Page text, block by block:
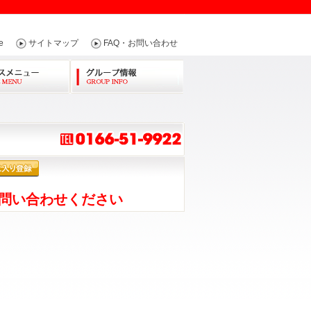
FAQ・お問い合わせ
サイトマップ
い合わせください